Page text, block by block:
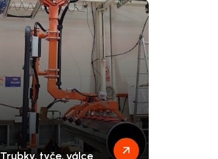
Trubky, tyče, válce